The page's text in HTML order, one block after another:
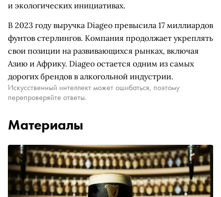
и экологических инициативах.
В 2023 году выручка Diageo превысила 17 миллиардов
фунтов стерлингов. Компания продолжает укреплять
свои позиции на развивающихся рынках, включая
Азию и Африку. Diageo остается одним из самых
дорогих брендов в алкогольной индустрии.
Искусственный интеллект может ошибаться, поэтому
перепроверяйте ответы.
Материалы